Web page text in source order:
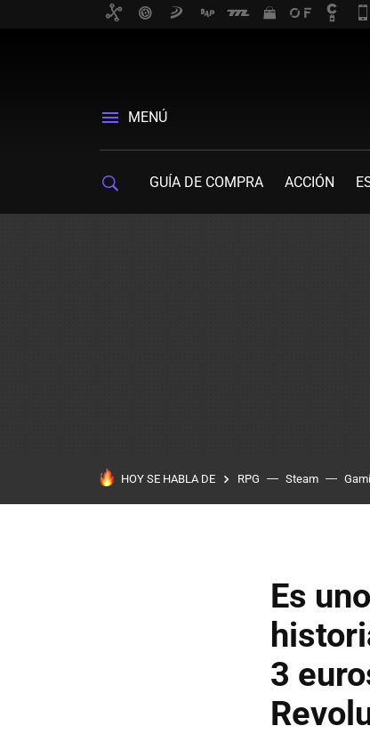
MENÚ
GUÍA DE COMPRA ACCIÓN
HOY SE HABLA DE RPG Steam
Es
3